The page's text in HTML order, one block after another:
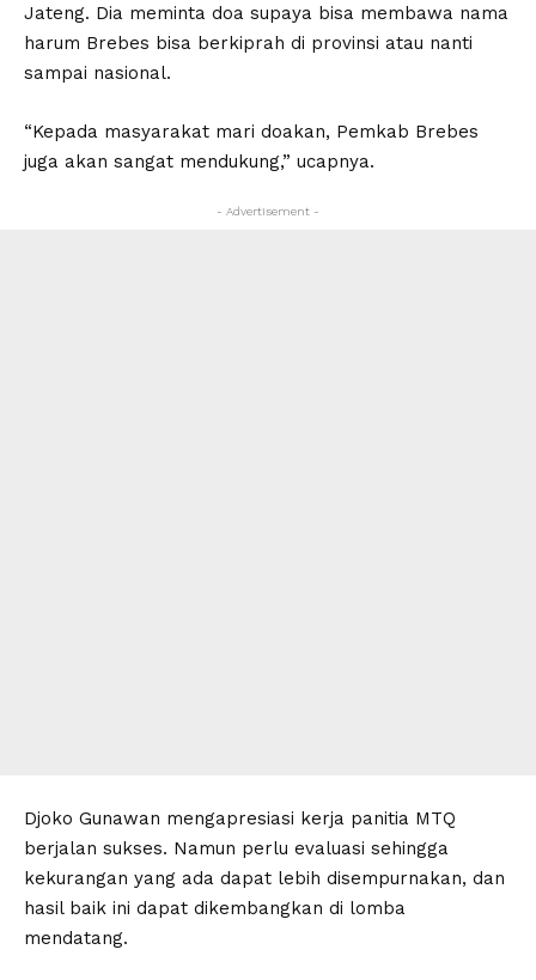
Jateng. Dia meminta doa supaya bisa membawa nama
harum Brebes bisa berkiprah di provinsi atau nanti
sampai nasional.
“Kepada masyarakat mari doakan, Pemkab Brebes
juga akan sangat mendukung,” ucapnya.
- Advertisement -
Djoko Gunawan mengapresiasi kerja panitia MTQ
berjalan sukses. Namun perlu evaluasi sehingga
kekurangan yang ada dapat lebih disempurnakan, dan
hasil baik ini dapat dikembangkan di lomba
mendatang.